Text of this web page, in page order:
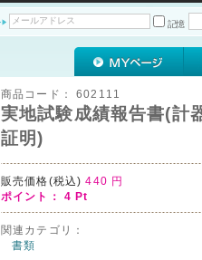
記憶
商品コード： 602111
実地試験成績報告書(計
証明)
販売価格(税込) 440 円
ポイント： 4 Pt
関連カテゴリ：
書類